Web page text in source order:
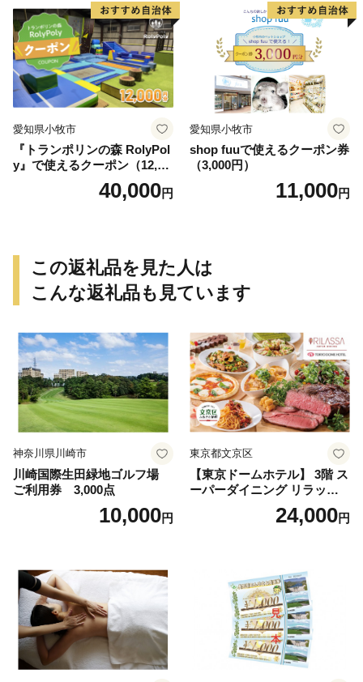
愛知県小牧市
『トランポリンの森 RolyPol
y』で使えるクーポン（12,00
40,000円
愛知県小牧市
shop fuuで使えるクーポン券
（3,000円）
11,000円
この返礼品を見た人は
こんな返礼品も見ています
神奈川県川崎市
川崎国際生田緑地ゴルフ場
ご利用券 3,000点
10,000円
東京都文京区
【東京ドームホテル】 3階 ス
ーパーダイニング リラッサ
ランチブッフェ お食事券 大
人1名様分 関東 東京 ご利用
24,000円